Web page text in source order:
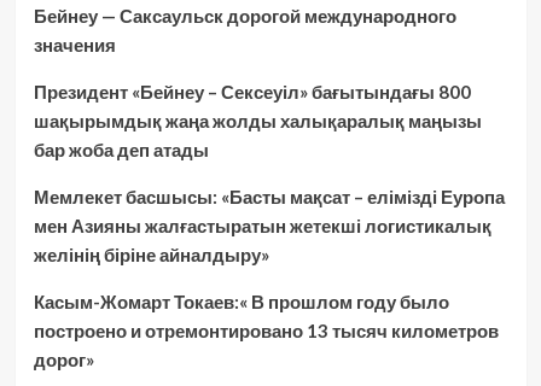
Бейнеу — Саксаульск дорогой международного
значения
Президент «Бейнеу – Сексеуіл» бағытындағы 800
шақырымдық жаңа жолды халықаралық маңызы
бар жоба деп атады
Мемлекет басшысы: «Басты мақсат – елімізді Еуропа
мен Азияны жалғастыратын жетекші логистикалық
желінің біріне айналдыру»
Касым-Жомарт Токаев:« В прошлом году было
построено и отремонтировано 13 тысяч километров
дорог»